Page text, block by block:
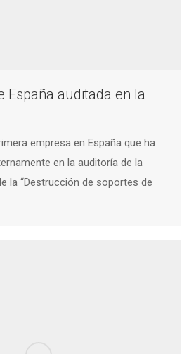
España auditada en la
empresa en España que ha
en la auditoría de la
la “Destrucción de soportes de